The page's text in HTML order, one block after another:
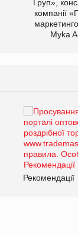
Груп»,
компанії
Myka
Рекомендації